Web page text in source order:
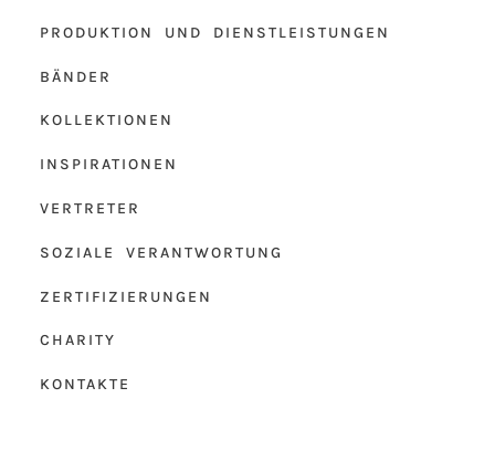
PRODUKTION UND DIENSTLEISTUNGEN
BÄNDER
KOLLEKTIONEN
INSPIRATIONEN
VERTRETER
SOZIALE VERANTWORTUNG
ZERTIFIZIERUNGEN
CHARITY
KONTAKTE